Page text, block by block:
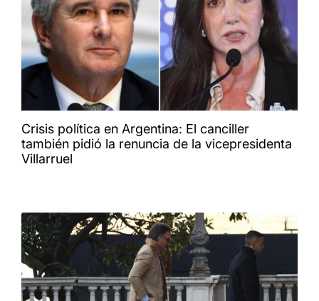
Crisis política en Argentina: El canciller
también pidió la renuncia de la vicepresidenta
Villarruel